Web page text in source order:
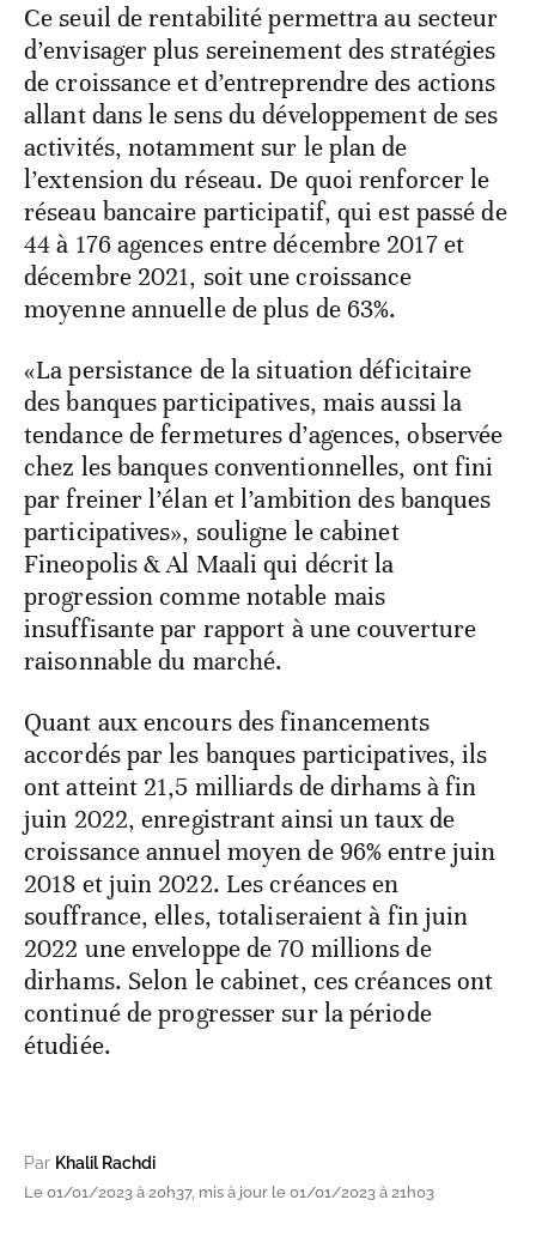
Ce seuil de rentabilité permettra au secteur
d’envisager plus sereinement des stratégies
de croissance et d’entreprendre des actions
allant dans le sens du développement de ses
activités, notamment sur le plan de
l’extension du réseau. De quoi renforcer le
réseau bancaire participatif, qui est passé de
44 à 176 agences entre décembre 2017 et
décembre 2021, soit une croissance
moyenne annuelle de plus de 63%.
«La persistance de la situation déficitaire
des banques participatives, mais aussi la
tendance de fermetures d’agences, observée
chez les banques conventionnelles, ont fini
par freiner l’élan et l’ambition des banques
participatives», souligne le cabinet
Fineopolis & Al Maali qui décrit la
progression comme notable mais
insuffisante par rapport à une couverture
raisonnable du marché.
Quant aux encours des financements
accordés par les banques participatives, ils
ont atteint 21,5 milliards de dirhams à fin
juin 2022, enregistrant ainsi un taux de
croissance annuel moyen de 96% entre juin
2018 et juin 2022. Les créances en
souffrance, elles, totaliseraient à fin juin
2022 une enveloppe de 70 millions de
dirhams. Selon le cabinet, ces créances ont
continué de progresser sur la période
étudiée.
Par Khalil Rachdi
Le 01/01/2023 à 20h37, mis à jour le 01/01/2023 à 21h03